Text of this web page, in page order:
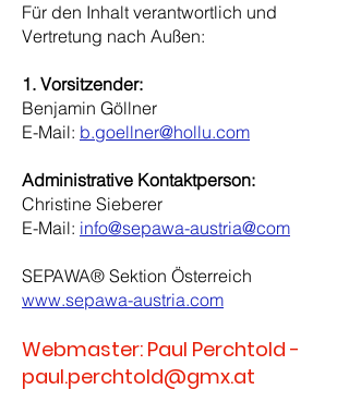
Für den Inhalt verantwortlich und
Vertretung nach Außen:
1. Vorsitzender:
Benjamin Göllner
E-Mail: b.goellner@hollu.com
Administrative Kontaktperson:
Christine Sieberer
E-Mail: info@sepawa-austria@com
SEPAWA® Sektion Österreich
www.sepawa-austria.com
Webmaster: Paul Perchtold -
paul.perchtold@gmx.at